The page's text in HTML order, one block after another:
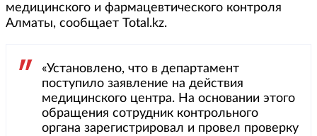
медицинского и фармацевтического контроля
Алматы, сообщает Total.kz.
«Установлено, что в департамент
поступило заявление на действия
медицинского центра. На основании этого
обращения сотрудник контрольного
органа зарегистрировал и провел проверку